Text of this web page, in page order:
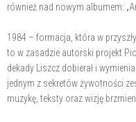
również nad nowym albumem:
1984 – formacja, która w
to w zasadzie autorski projekt
dekady Liszcz dobierał i
jednym z sekretów żywotności
muzykę, teksty oraz wizję